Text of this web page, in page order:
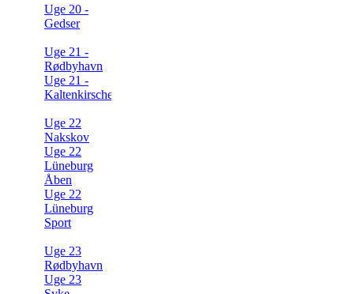
Uge 20 -
Gedser
Uge 21 -
Rødbyhavn
Uge 21 -
Kaltenkirschen
Uge 22
Nakskov
Uge 22
Lüneburg
Åben
Uge 22
Lüneburg
Sport
Uge 23
Rødbyhavn
Uge 23